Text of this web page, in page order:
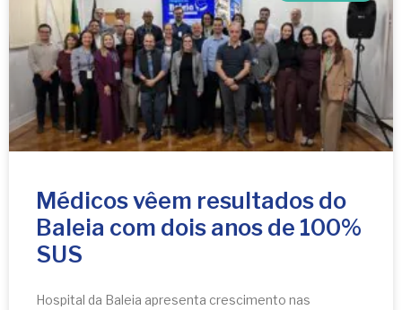
Médicos vêem resultados do
Baleia com dois anos de 100%
SUS
Hospital da Baleia apresenta crescimento nas